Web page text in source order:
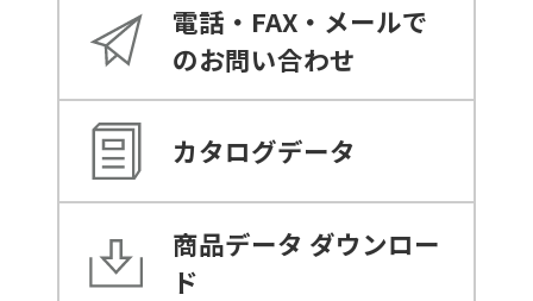
電話・FAX・メールで
のお問い合わせ
カタログデータ
商品データ ダウンロー
ド